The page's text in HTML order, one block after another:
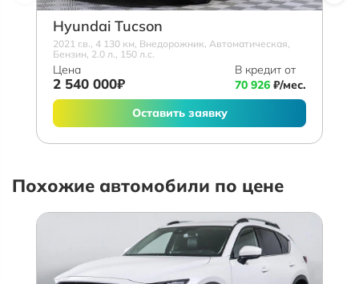
Hyundai Tucson
2021 г.в., 4 130 км, Внедорожник, Автоматическая,
Бензин, 2.0 л., 150 л.с.
Цена
2 540 000₽
В кредит от
70 926 ₽/мес.
Оставить заявку
Похожие автомобили по цене